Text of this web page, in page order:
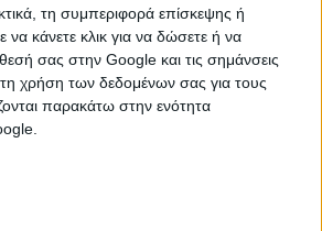
τη συμπεριφορά επίσκεψης ή
κάνετε κλικ για να δώσετε ή να
σας στην Google και τις σημάνσεις
χρήση των δεδομένων σας για τους
παρακάτω στην ενότητα